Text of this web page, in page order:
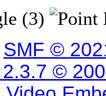
(3)
SMF ©
©